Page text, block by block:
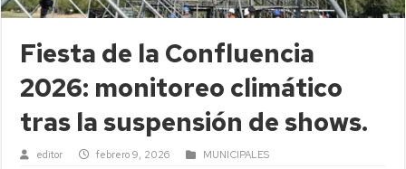
Fiesta de la Confluencia
2026: monitoreo climático
tras la suspensión de shows.
editor febrero 9, 2026 MUNICIPALES